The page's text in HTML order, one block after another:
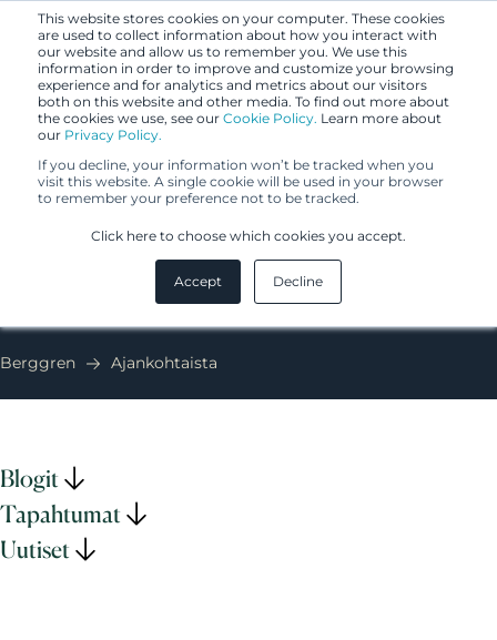
This website stores cookies on your computer. These cookies
are used to collect information about how you interact with
our website and allow us to remember you. We use this
information in order to improve and customize your browsing
experience and for analytics and metrics about our visitors
both on this website and other media. To find out more about
the cookies we use, see our Cookie Policy. Learn more about
our Privacy Policy.
If you decline, your information won’t be tracked when you
visit this website. A single cookie will be used in your browser
to remember your preference not to be tracked.
Click here to choose which cookies you accept.
Accept Decline
Ajankohtaista
Berggren Ajankohtaista
Blogit
Tapahtumat
Uutiset